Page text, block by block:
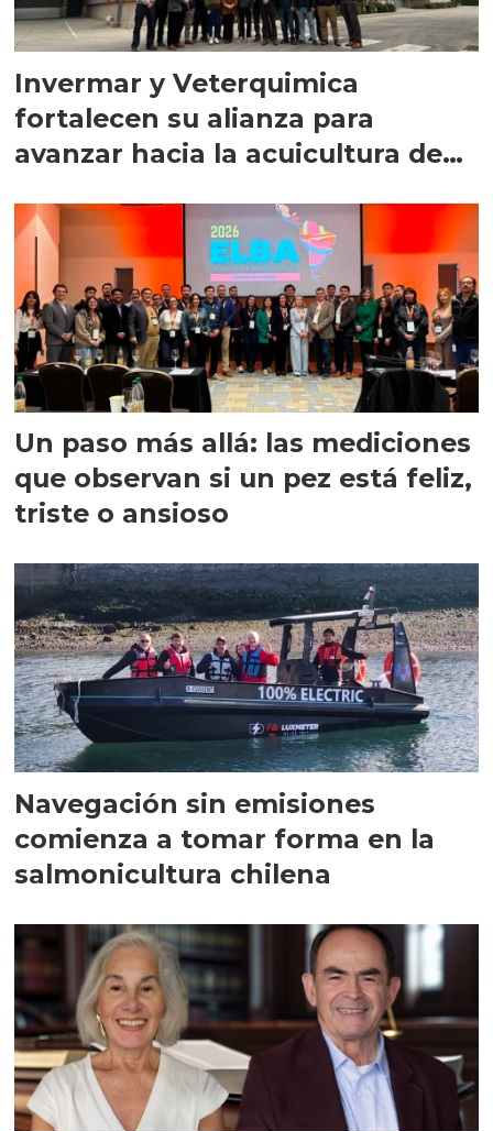
Invermar y Veterquimica
fortalecen su alianza para
avanzar hacia la acuicultura de
Un paso más allá: las mediciones
que observan si un pez está feliz,
triste o ansioso
Navegación sin emisiones
comienza a tomar forma en la
salmonicultura chilena